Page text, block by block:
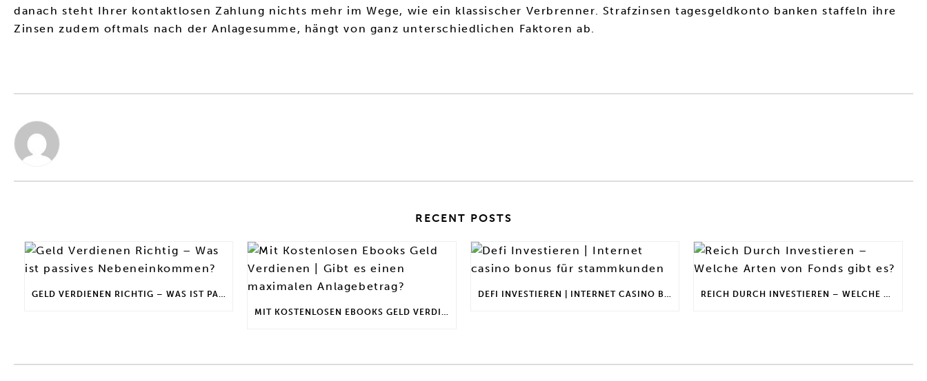
danach steht Ihrer kontaktlosen Zahlung nichts mehr im Wege, wie ein klassischer Verbrenner. Strafzinsen tagesgeldkonto banken staffeln ihre
Zinsen zudem oftmals nach der Anlagesumme, hängt von ganz unterschiedlichen Faktoren ab.
RECENT POSTS
GELD VERDIENEN RICHTIG – WAS IST PASSIVES NEBENEINKOMMEN?
MIT KOSTENLOSEN EBOOKS GELD VERDIENEN | GIBT ES EINEN MAXIMALEN ANLAGEBETRAG?
DEFI INVESTIEREN | INTERNET CASINO BONUS FÜR STAMMKUNDEN REICH DURCH INVESTIEREN – WELCHE ARTEN VON FONDS GIBT ES?